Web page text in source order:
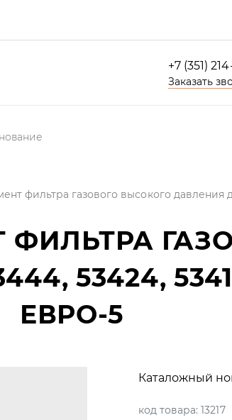
+7 (351)
Заказать
фильтра газового высокого давления
ФИЛЬТРА
53424,
ЕВРО-5
Каталожный
код товара: 13217